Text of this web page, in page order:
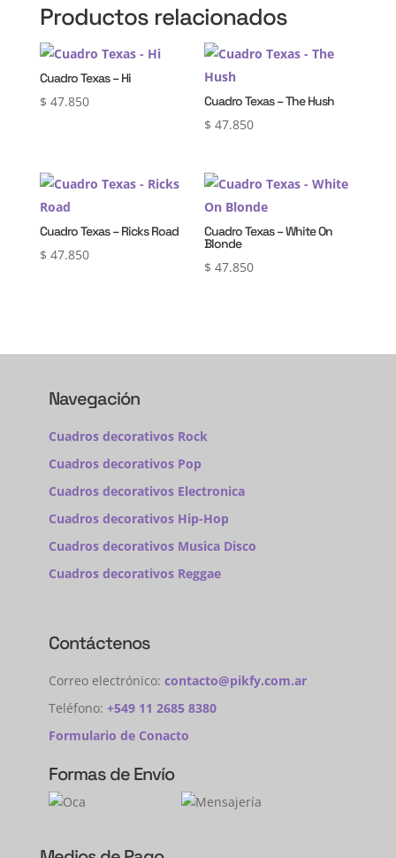
Productos relacionados
Cuadro Texas – Hi
$ 47.850 Cuadro Texas – The Hush
$ 47.850
Cuadro Texas – Ricks Road
$ 47.850
Cuadro Texas – White On
Blonde
$ 47.850
Navegación
Cuadros decorativos Rock
Cuadros decorativos Pop
Cuadros decorativos Electronica
Cuadros decorativos Hip-Hop
Cuadros decorativos Musica Disco
Cuadros decorativos Reggae
Contáctenos
Correo electrónico: contacto@pikfy.com.ar
Teléfono: +549 11 2685 8380
Formulario de Conacto
Formas de Envío